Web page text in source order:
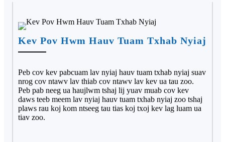
Kev Pov Hwm Hauv Tuam Txhab Nyiaj
Peb cov kev pabcuam lav nyiaj hauv tuam txhab nyiaj suav
nrog cov ntawv lav thiab cov ntawv lav kev ua tau zoo.
Peb pab neeg ua haujlwm tshaj lij yuav muab cov kev
daws teeb meem lav nyiaj hauv tuam txhab nyiaj zoo tshaj
plaws rau koj kom ntseeg tau tias koj txoj kev lag luam ua
tiav zoo.